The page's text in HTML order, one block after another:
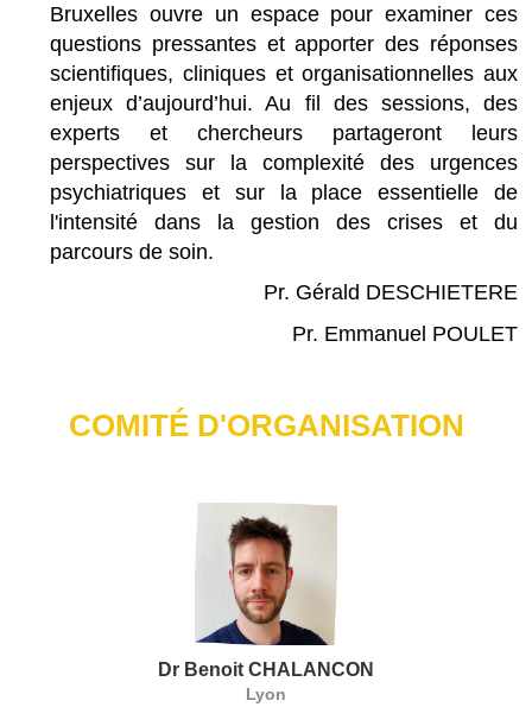
Bruxelles ouvre un espace pour examiner ces
questions pressantes et apporter des réponses
scientifiques, cliniques et organisationnelles aux
enjeux d’aujourd’hui. Au fil des sessions, des
experts et chercheurs partageront leurs
perspectives sur la complexité des urgences
psychiatriques et sur la place essentielle de
l'intensité dans la gestion des crises et du
parcours de soin.
Pr. Gérald DESCHIETERE
Pr. Emmanuel POULET
COMITÉ D'ORGANISATION
Dr Benoit CHALANCON
Lyon